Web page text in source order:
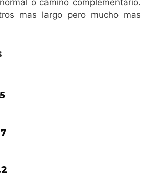
o camino complementario.
mas largo pero mucho mas